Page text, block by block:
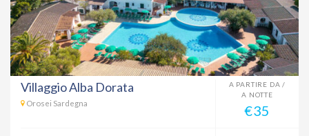
Villaggio Alba Dorata
Orosei Sardegna
A PARTIRE DA /
A NOTTE
€35